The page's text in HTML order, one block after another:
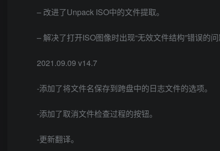
– 改进了Unpack ISO中的文件提取。
– 解决了打开ISO图像时出现“无效文件结构”错误的
2021.09.09 v14.7
-添加了将文件名保存到跨盘中的日志文件的选项。
-添加了取消文件检查过程的按钮。
-更新翻译。